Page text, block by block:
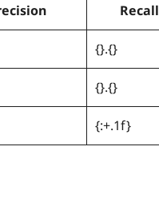
Recall
{}.{}
{}.{}
{:+.1f}